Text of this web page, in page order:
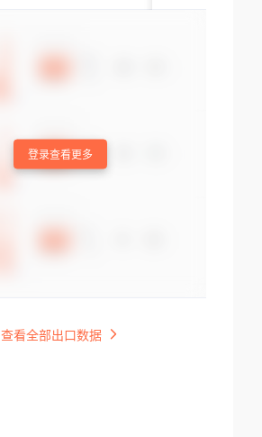
登录查看更多
查看全部出口数据